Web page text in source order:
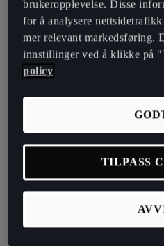
Forsinkede og kansellerte tog,
følger med – kjenner du deg
være noe helt annet – en
CUPRA Born blir reiser noe du
reise når du vil, i komfort og stil.
Alenetid uten forstyrrelser
avslapning, et lydanlegg som fyller
pusterom. Dette er alenetid som
Smart teknologi som gjør
brukeropplevelse. Disse
for å analysere
mer relevant markedsføring.
innstillinger ved å klikke på
policy
TILPASS